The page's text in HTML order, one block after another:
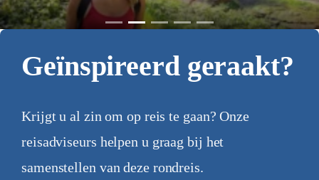
Geïnspireerd geraakt?
Krijgt u al zin om op reis te gaan? Onze
reisadviseurs helpen u graag bij het
samenstellen van deze rondreis.